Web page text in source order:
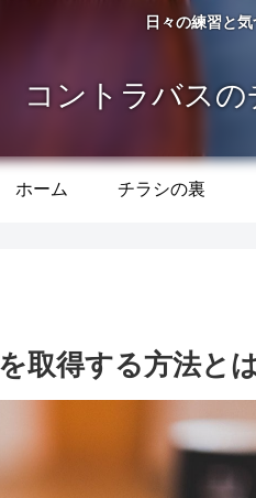
日々の練習と気
コントラバス
ホーム チラシの裏
取得する方法と